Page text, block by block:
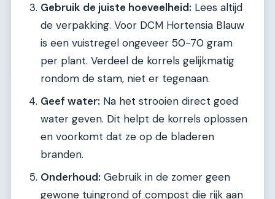
Gebruik de juiste hoeveelheid: Lees altijd
de verpakking. Voor DCM Hortensia Blauw
is een vuistregel ongeveer 50-70 gram
per plant. Verdeel de korrels gelijkmatig
rondom de stam, niet er tegenaan.
Geef water: Na het strooien direct goed
water geven. Dit helpt de korrels oplossen
en voorkomt dat ze op de bladeren
branden.
Onderhoud: Gebruik in de zomer geen
gewone tuingrond of compost die rijk aan